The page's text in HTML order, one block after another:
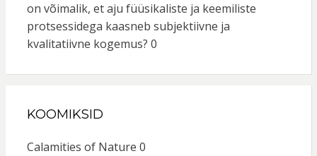
on võimalik, et aju füüsikaliste ja keemiliste
protsessidega kaasneb subjektiivne ja
kvalitatiivne kogemus? 0
KOOMIKSID
Calamities of Nature 0